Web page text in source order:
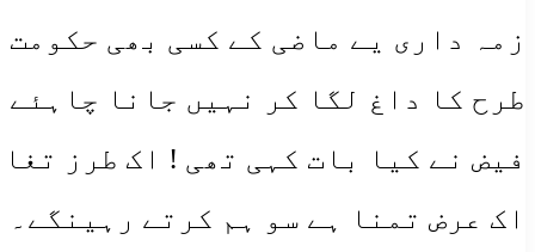
زمہ داری یے ماضی کے کسی بھی
طرح کا داغ لگا کر نہیں جانا چاہئے
فیض نے کیا بات کہی تھی ! اک طرز
اک عرض تمنا ہے سو ہم کرتے رہینگے۔